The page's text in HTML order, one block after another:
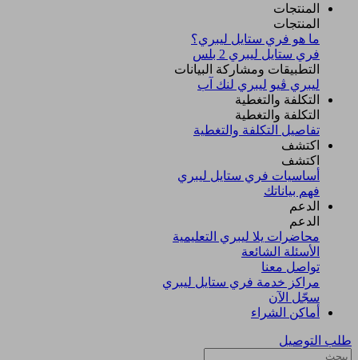
المنتجات
المنتجات
ما هو فري ستايل ليبري؟
فري ستايل ليبري 2 بلس​
التطبيقات ومشاركة البيانات
ليبري ڤيو ليبري لنك آب
التكلفة والتغطية
التكلفة والتغطية
تفاصيل التكلفة والتغطية
اكتشف​
اكتشف​
أساسيات فري ستايل ليبري
فهم بياناتك
الدعم
الدعم
محاضرات يلا ليبري التعليمية
الأسئلة الشائعة
تواصل معنا
مراكز خدمة فري ستايل ليبري
سجّل الآن​
أماكن الشراء
طلب التوصيل